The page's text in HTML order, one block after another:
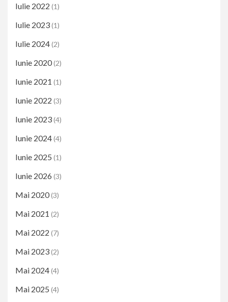
Iulie 2022 (1)
Iulie 2023(1)
Iulie 2024(2)
Iunie 2020(2)
Iunie 2021 (1)
Iunie 2022 (3)
Iunie 2023(4)
Iunie 2024(4)
Iunie 2025 (1)
Iunie 2026 (3)
Mai 2020(3)
Mai 2021 (2)
Mai 2022 (7)
Mai 2023(2)
Mai 2024(4)
Mai 2025 (4)